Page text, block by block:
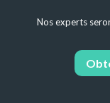
Nos experts